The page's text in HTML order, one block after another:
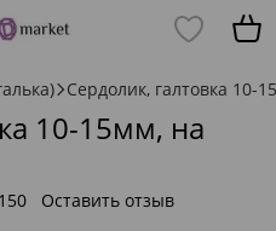
Сердолик, галтовка 10-
10-15мм, на
Оставить отзыв